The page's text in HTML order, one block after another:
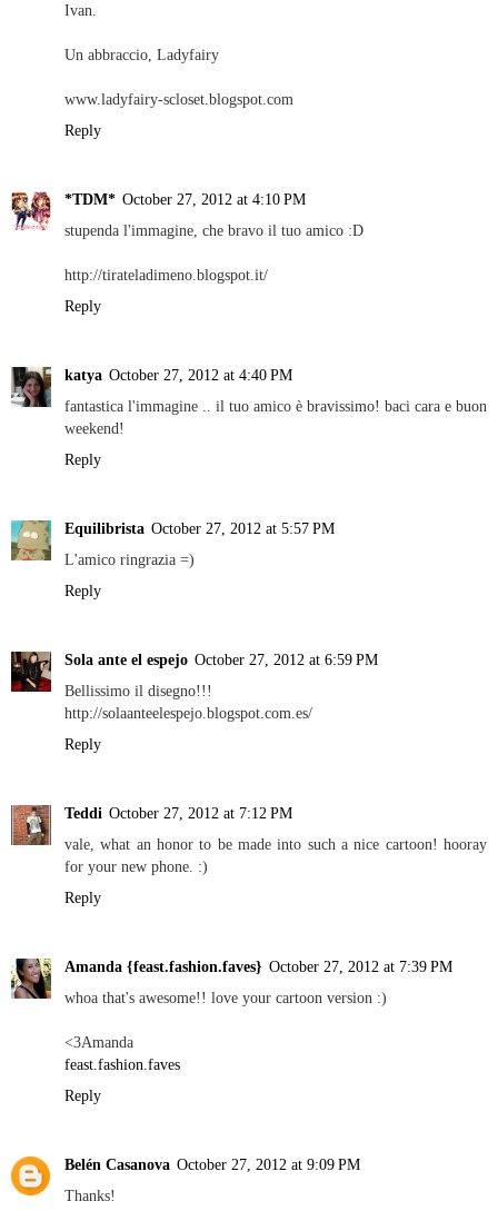
Ivan.
Un abbraccio, Ladyfairy
www.ladyfairy-scloset.blogspot.com
Reply
*TDM* October 27, 2012 at 4:10 PM
stupenda l'immagine, che bravo il tuo amico :D
http://tirateladimeno.blogspot.it/
Reply
katya October 27, 2012 at 4:40 PM
fantastica l'immagine .. il tuo amico è bravissimo! baci cara e buon
weekend!
Reply
Equilibrista October 27, 2012 at 5:57 PM
L'amico ringrazia =)
Reply
Sola ante el espejo October 27, 2012 at 6:59 PM
Bellissimo il disegno!!!
http://solaanteelespejo.blogspot.com.es/
Reply
Teddi October 27, 2012 at 7:12 PM
vale, what an honor to be made into such a nice cartoon! hooray
for your new phone. :)
Reply
Amanda {feast.fashion.faves} October 27, 2012 at 7:39 PM
whoa that's awesome!! love your cartoon version :)
<3Amanda
feast.fashion.faves
Reply
Belén Casanova October 27, 2012 at 9:09 PM
Thanks!